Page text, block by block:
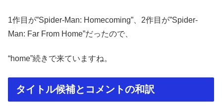
1作目が”Spider-Man: Homecoming”、2作目が”Spider-
Man: Far From Home”だったので、
“home”続きで来ていますね。
タイトル候補とコメントの和訳